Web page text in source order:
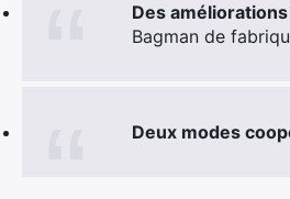
Des
Bagman de
Deux modes